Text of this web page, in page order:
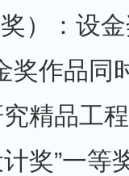
）：设
奖作品同
精品工
奖”一等